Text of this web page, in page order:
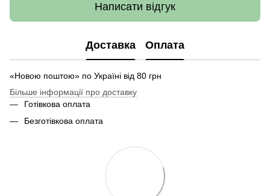
Написати відгук
Доставка Оплата
«Новою поштою» по Україні від 80 грн
Більше інформації про доставку
Готівкова оплата
Безготівкова оплата